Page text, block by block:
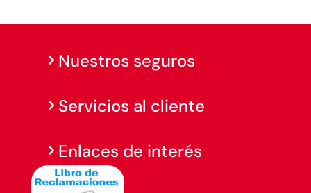
Nuestros seguros
Servicios al cliente
Enlaces de interés